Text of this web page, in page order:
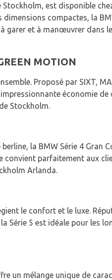
est disponible
compactes, la
garer et à manœuvrer dans
MOTION
Proposé par SIXT,
économie
Stockholm.
la BMW Série 4 Gran
convient parfaitement aux
Arlanda.
le confort et le luxe.
Série 5 est idéale pour les
un mélange unique de